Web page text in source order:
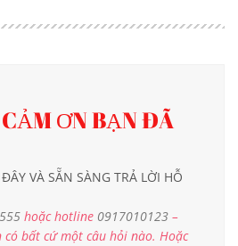
ƠN BẠN ĐÃ
VÀ SẴN SÀNG TRẢ LỜI HỖ
hoặc hotline 0917010123 –
có bất cứ một câu hỏi nào. Hoặc